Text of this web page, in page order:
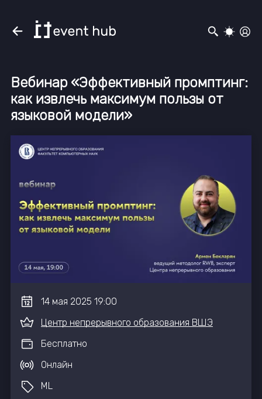
Вебинар «Эффективный промптинг:
как извлечь максимум пользы от
языковой модели»
14 мая 2025 19:00
Центр непрерывного образования ВШЭ
Бесплатно
Онлайн
ML